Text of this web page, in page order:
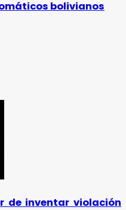
bolivianos
de inventar violación